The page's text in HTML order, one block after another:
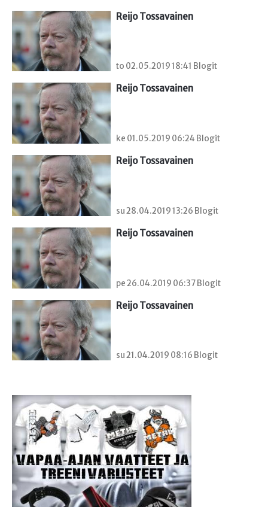
Reijo Tossavainen
to 02.05.2019 18:41 Blogit
Reijo Tossavainen
ke 01.05.2019 06:24 Blogit
Reijo Tossavainen
su 28.04.2019 13:26 Blogit
Reijo Tossavainen
pe 26.04.2019 06:37 Blogit
Reijo Tossavainen
su 21.04.2019 08:16 Blogit